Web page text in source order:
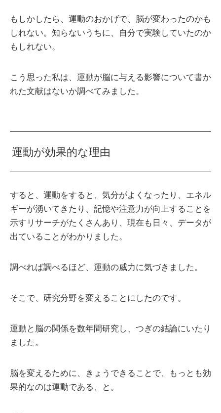
もしかしたら、運動のおかげで、脳が変わったのかも
しれない。知らないうちに、自分で実験していたのか
もしれない。
こう思った私は、運動が脳に与える影響について書か
れた文献はないか調べてみました。
運動が効果的な理由
すると、運動をすると、気分がよくなったり、エネル
ギーが湧いてきたり、記憶や注意力が向上することを
示すリサーチがたくさんあり、現在も日々、データが
出ていることがわかりました。
調べれば調べるほど、運動の威力に気づきました。
そこで、研究分野を変えることにしたのです。
運動と脳の関係を数年間研究し、つぎの結論にいたり
ました。
脳を変えるために、きょうできることで、もっとも効
果的なのは運動である、と。